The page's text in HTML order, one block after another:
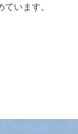
います。